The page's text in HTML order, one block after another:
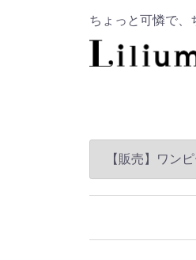
ちょっと可憐で、